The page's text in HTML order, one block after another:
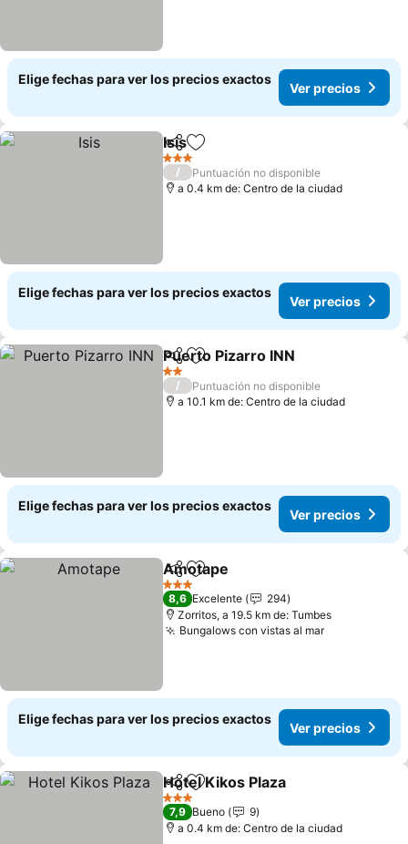
Elige fechas para ver los precios exactos
Ver precios
CompartirAgregar a favoritos
Isis
3 Estrellas
/
Puntuación no disponible
a 0.4 km de: Centro de la ciudad
Elige fechas para ver los precios exactos
Ver precios
CompartirAgregar a favoritos
Puerto Pizarro INN
2 Estrellas
/
Puntuación no disponible
a 10.1 km de: Centro de la ciudad
Elige fechas para ver los precios exactos
Ver precios
CompartirAgregar a favoritos
Amotape
3 Estrellas
8,6 Excelente
294
Zorritos, a 19.5 km de: Tumbes
Bungalows con vistas al mar
Elige fechas para ver los precios exactos
Ver precios
CompartirAgregar a favoritos
Hotel Kikos Plaza
3 Estrellas
7,9 Bueno
9
a 0.4 km de: Centro de la ciudad